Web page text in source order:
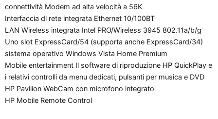
connettività Modem ad alta velocità a 56K
Interfaccia di rete integrata Ethernet 10/100BT
LAN Wireless integrata Intel PRO/Wireless 3945 802.11a/b/g
Uno slot ExpressCard/54 (supporta anche ExpressCard/34)
sistema operativo Windows Vista Home Premium
Mobile entertainment Il software di riproduzione HP QuickPlay e
i relativi controlli da menu dedicati, pulsanti per musica e DVD
HP Pavilion WebCam con microfono integrato
HP Mobile Remote Control